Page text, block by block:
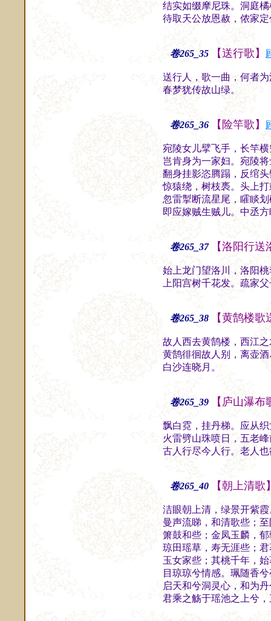
结实如缀摩尼珠。洞庭
待取天公放恩赦，侬家
卷265_35 【送行歌】
送行人，歌一曲，何者
春梦犹传故山绿。斋
卷265_36 【险竿歌】
宛陵女儿擘飞手，长竿
岂肯身为一家妇。宛陵
翻身挂影恣腾蹋，反绾
惊猿绕，树枝褭。头上
忽雷掣断流星尾，矐睒
即应嫁贼生贼儿。中丞
卷265_37 【洛阳行
始上龙门望洛川，洛阳
上阳宫树千花发。疏家
卷265_38 【黄鹄楼
故人西去黄鹄楼，西江
黄鹄徘徊故人别，离壶
白沙连晓月。知
卷265_39 【庐山瀑
飘白霓，挂丹梯。应从
火雷劈山珠喷日，五老
古人行尽今人行。老人
卷265_40 【朝上清歌
洁眼朝上清，绿景开紫
曼声流睇，和清歌些；
箫鼓和些；金凤玉麟，
琼田瑶草，寿无涯些；
玉女家些；其桃千年，
目琼琼兮情感。珮随香
启天和兮洞灵心，和为
君乘之觞于瑶池之上兮